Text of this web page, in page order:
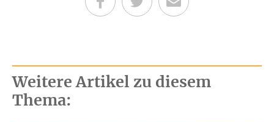
Teilen auf Facebook
Teilen auf Twitter
Per E-Mail senden
Weitere Artikel zu diesem
Thema: